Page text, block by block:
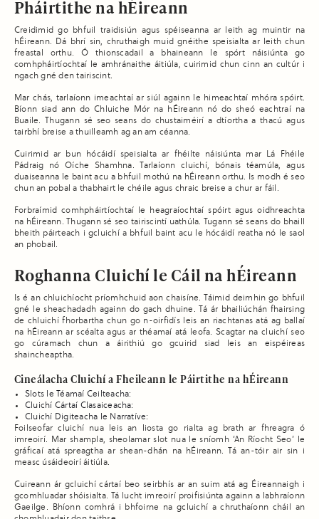
Pháirtithe na hÉireann
Creidimid go bhfuil traidisiún agus spéiseanna ar leith ag muintir na
hÉireann. Dá bhrí sin, chruthaigh muid gnéithe speisialta ar leith chun
freastal orthu. Ó thionscadail a bhaineann le spórt náisiúnta go
comhpháirtíochtaí le amhránaithe áitiúla, cuirimid chun cinn an cultúr i
ngach gné den tairiscint.
Mar chás, tarlaíonn imeachtaí ar siúl againn le himeachtaí mhóra spóirt.
Bíonn siad ann do Chluiche Mór na hÉireann nó do sheó eachtraí na
Buaile. Thugann sé seo seans do chustaiméirí a dtíortha a thacú agus
tairbhí breise a thuilleamh ag an am céanna.
Cuirimid ar bun hócáidí speisialta ar fhéilte náisiúnta mar Lá Fhéile
Pádraig nó Oíche Shamhna. Tarlaíonn cluichí, bónais téamúla, agus
duaiseanna le baint acu a bhfuil mothú na hÉireann orthu. Is modh é seo
chun an pobal a thabhairt le chéile agus chraic breise a chur ar fáil.
Forbraímid comhpháirtíochtaí le heagraíochtaí spóirt agus oidhreachta
na hÉireann. Thugann sé seo tairiscintí uathúla. Tugann sé seans do bhaill
bheith páirteach i gcluichí a bhfuil baint acu le hócáidí reatha nó le saol
an phobail.
Roghanna Cluichí le Cáil na hÉireann
Is é an chluichíocht príomhchuid aon chaisíne. Táimid deimhin go bhfuil
gné le sheachadadh againn do gach dhuine. Tá ár bhailiúchán fhairsing
de chluichí fhorbartha chun go n-oirfidís leis an riachtanas atá ag ballaí
na hÉireann ar scéalta agus ar théamaí atá leofa. Scagtar na cluichí seo
go cúramach chun a áirithiú go gcuirid siad leis an eispéireas
shaincheaptha.
Cineálacha Cluichí a Fheileann le Páirtithe na hÉireann
Slots le Téamaí Ceilteacha:
Cluichí Cártaí Clasaiceacha:
Cluichí Digiteacha le Narratíve:
Foilseofar cluichí nua leis an liosta go rialta ag brath ar fhreagra ó
imreoirí. Mar shampla, sheolamar slot nua le sníomh ‘An Ríocht Seo’ le
gráficaí atá spreagtha ar shean-dhán na hÉireann. Tá an-tóir air sin i
measc úsáideoirí áitiúla.
Cuireann ár gcluichí cártaí beo seirbhís ar an suim atá ag Éireannaigh i
gcomhluadar shóisialta. Tá lucht imreoirí proifisiúnta againn a labhraíonn
Gaeilge. Bhíonn comhrá i bhfoirne na gcluichí a chruthaíonn cháil an